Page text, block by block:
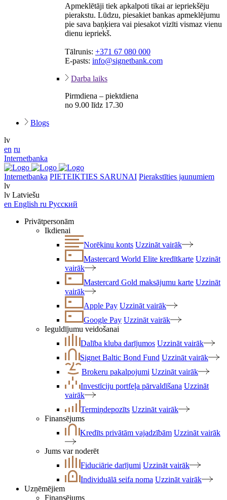
Apmeklētāji tiek apkalpoti tikai ar iepriekšēju
pierakstu. Lūdzu, piesakiet bankas apmeklējumu
pie sava baņķiera vai piesakot vizīti vismaz vienu
dienu iepriekš.
Tālrunis: +371 67 080 000
E-pasts: info@signetbank.com
Darba laiks
Pirmdiena – piektdiena
no 9.00 līdz 17.30
Blogs
lv
en ru
Internetbanka
Internetbanka PIETEIKTIES SARUNAI Pierakstīties jaunumiem
lv
lv Latviešu
en English ru Русский
Privātpersonām
Ikdienai
Norēķinu konts Uzzināt vairāk
Mastercard World Elite kredītkarte Uzzināt
vairāk
Mastercard Gold maksājumu karte Uzzināt
vairāk
Apple Pay Uzzināt vairāk
Google Pay Uzzināt vairāk
Ieguldījumu veidošanai
Dalība kluba darījumos Uzzināt vairāk
Signet Baltic Bond Fund Uzzināt vairāk
Brokeru pakalpojumi Uzzināt vairāk
Investīciju portfeļa pārvaldīšana Uzzināt
vairāk
Termiņdepozīts Uzzināt vairāk
Finansējums
Kredīts privātām vajadzībām Uzzināt vairāk
Jums var noderēt
Fiduciārie darījumi Uzzināt vairāk
Individuālā seifa noma Uzzināt vairāk
Uzņēmējiem
Finansējums